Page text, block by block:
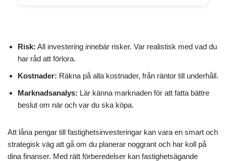
Risk: All investering innebär risker. Var realistisk med vad du
har råd att förlora.
Kostnader: Räkna på alla kostnader, från räntor till underhåll.
Marknadsanalys: Lär känna marknaden för att fatta bättre
beslut om när och var du ska köpa.
Att låna pengar till fastighetsinvesteringar kan vara en smart och
strategisk väg att gå om du planerar noggrant och har koll på
dina finanser. Med rätt förberedelser kan fastighetsägande